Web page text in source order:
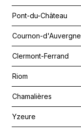
Pont-du-Château
Cournon-d'Auvergne
Clermont-Ferrand
Riom
Chamalières
Yzeure